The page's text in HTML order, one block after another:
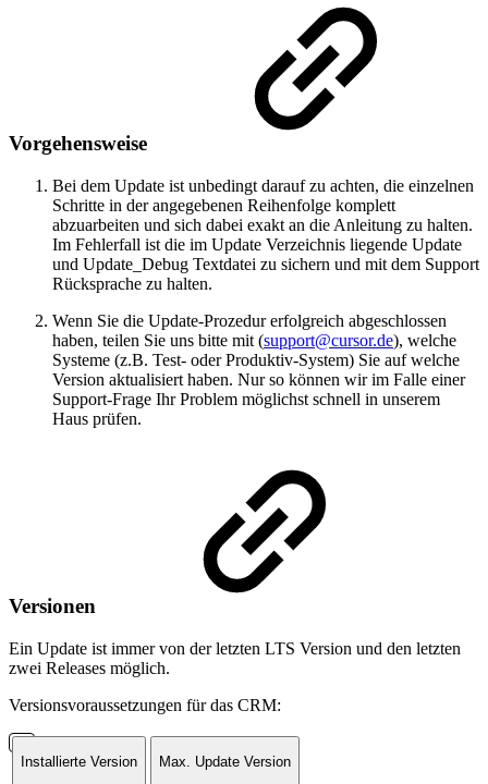
Vorgehensweise
Bei dem Update ist unbedingt darauf zu achten, die einzelnen
Schritte in der angegebenen Reihenfolge komplett
abzuarbeiten und sich dabei exakt an die Anleitung zu halten.
Im Fehlerfall ist die im Update Verzeichnis liegende Update
und Update_Debug Textdatei zu sichern und mit dem Support
Rücksprache zu halten.
Wenn Sie die Update-Prozedur erfolgreich abgeschlossen
haben, teilen Sie uns bitte mit (support@cursor.de), welche
Systeme (z.B. Test- oder Produktiv-System) Sie auf welche
Version aktualisiert haben. Nur so können wir im Falle einer
Support-Frage Ihr Problem möglichst schnell in unserem
Haus prüfen.
Versionen
Ein Update ist immer von der letzten LTS Version und den letzten
zwei Releases möglich.
Versionsvoraussetzungen für das CRM:
Installierte Version Max. Update Version